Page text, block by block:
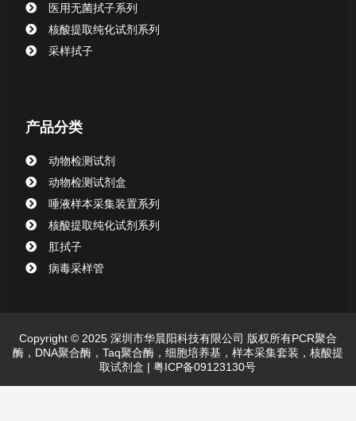
动物检测试剂
医用无菌拭子系列
核酸提取纯化试剂系列
采样拭子
产品分类
动物检测试剂
动物检测试剂盒
唾液样本采集装置系列
核酸提取纯化试剂系列
肛拭子
病毒采样管
Copyright © 2025 深圳市华晨阳科技有限公司 版权所有PCR聚合
酶，DNA聚合酶，Taq聚合酶，细胞培养基，样本采集套装，核酸提
取试剂盒 | 粤ICP备09123130号